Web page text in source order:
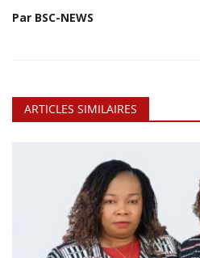
Par BSC-NEWS
ARTICLES SIMILAIRES